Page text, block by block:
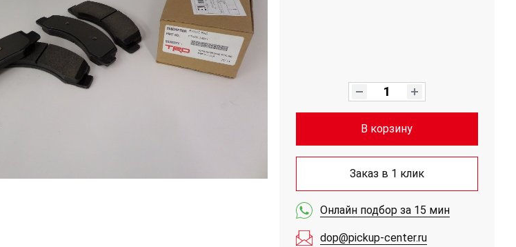
В корзину
Заказ в 1 клик
Онлайн подбор за 15 мин
dop@pickup-center.ru